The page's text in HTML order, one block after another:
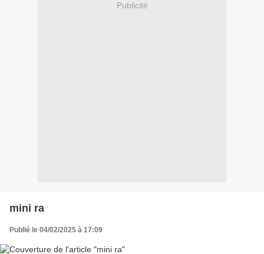
Publicité
mini ra
Publié le 04/02/2025 à 17:09